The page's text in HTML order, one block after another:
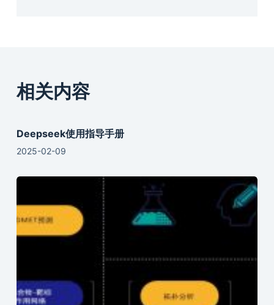
相关内容
Deepseek使用指导手册
2025-02-09